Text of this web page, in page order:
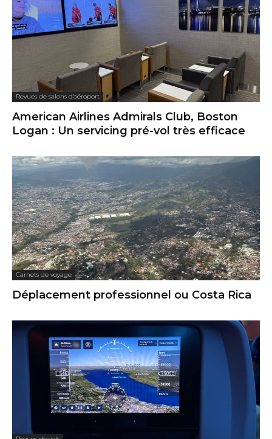
Revues de salons d'aéroport
American Airlines Admirals Club, Boston
Logan : Un servicing pré-vol très efficace
Carnets de voyage
Déplacement professionnel ou Costa Rica